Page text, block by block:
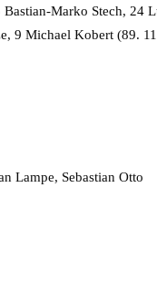
Marko Stech,
9 Michael Kobert (89.
Lampe, Sebastian Otto